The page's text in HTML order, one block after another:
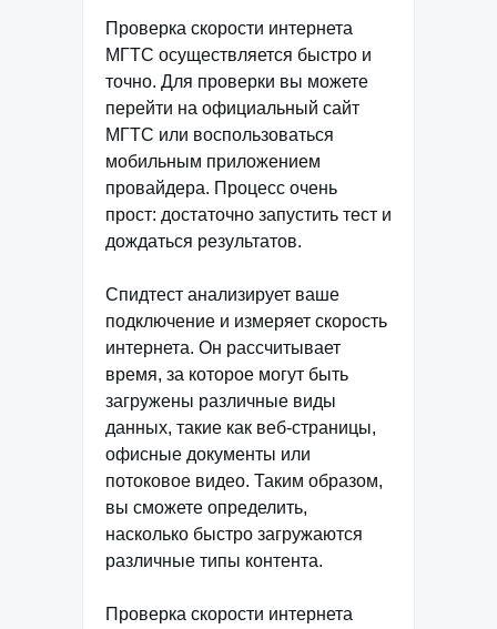
Проверка скорости интернета
МГТС осуществляется быстро и
точно. Для проверки вы можете
перейти на официальный сайт
МГТС или воспользоваться
мобильным приложением
провайдера. Процесс очень
прост: достаточно запустить тест и
дождаться результатов.
Спидтест анализирует ваше
подключение и измеряет скорость
интернета. Он рассчитывает
время, за которое могут быть
загружены различные виды
данных, такие как веб-страницы,
офисные документы или
потоковое видео. Таким образом,
вы сможете определить,
насколько быстро загружаются
различные типы контента.
Проверка скорости интернета